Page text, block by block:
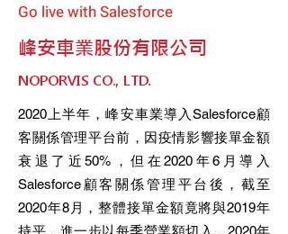
Go live with Salesforce
峰安車業股份有限公司
NOPORVIS CO., LTD.
2020上半年，峰安車業導入Salesforce顧
客關係管理平台前，因疫情影響接單金額
衰退了近50%，但在2020年6月導入
Salesforce顧客關係管理平台後，截至
2020年8月，整體接單金額竟將與2019年
持平，進一步以每季營業額切入，2020年